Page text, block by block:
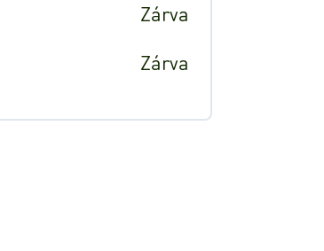
Zárva
Zárva